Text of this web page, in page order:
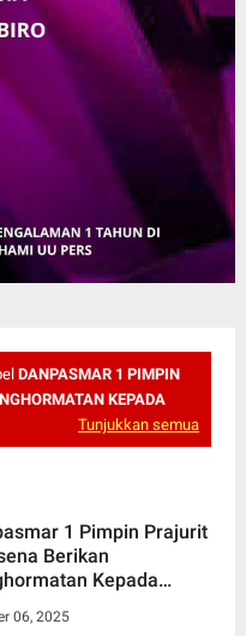
DANPASMAR 1 PIMPIN
KEPADA
Tunjukkan semua
1 Pimpin Prajurit
Berikan
Kepada
06, 2025